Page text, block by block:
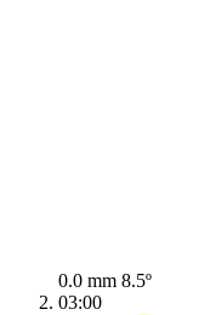
0.0 mm 8.5º
03:00